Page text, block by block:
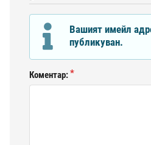
Вашият имейл
публикуван.
Коментар: